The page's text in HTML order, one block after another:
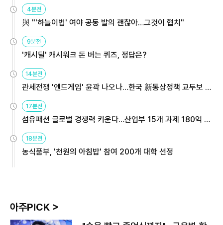
4분전
與 "'하늘이법' 여야 공동 발의 괜찮아…그것이 협치"
9분전
'캐시딜' 캐시워크 돈 버는 퀴즈, 정답은?
14분전
관세전쟁 '엔드게임' 윤곽 나오나…한국 新통상정책 교두보 활
용해야
17분전
섬유패션 글로벌 경쟁력 키운다…산업부 15개 과제 180억 지
원
18분전
농식품부, '천원의 아침밥' 참여 200개 대학 선정
아주PICK >